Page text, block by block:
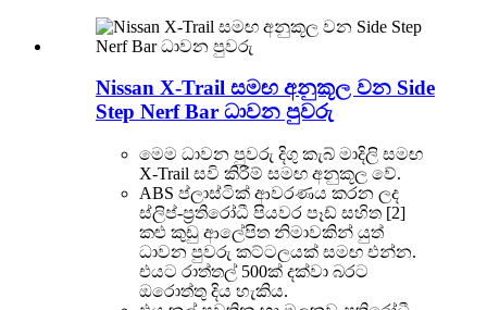
Nissan X-Trail සමඟ අනුකූල වන Side
Step Nerf Bar ධාවන පුවරු
මෙම ධාවන පුවරු දිගු කැබ් මාදිලි සමඟ
X-Trail සවි කිරීම් සමඟ අනුකූල වේ.
ABS ප්ලාස්ටික් ආවරණය කරන ලද
ස්ලිප්-ප්‍රතිරෝධී පියවර පෑඩ් සහිත [2]
කළු කුඩු ආලේපිත නිමාවකින් යුත්
ධාවන පුවරු කට්ටලයක් සමඟ එන්න.
එයට රාත්තල් 500ක් දක්වා බරට
ඔරොත්තු දිය හැකිය.